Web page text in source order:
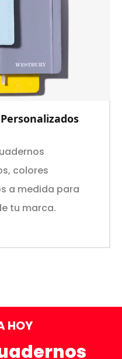
colores
a medida para
tu marca.
HOY